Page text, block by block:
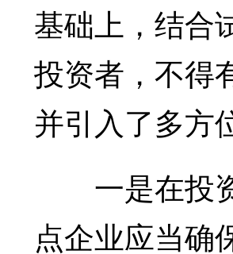
基础上，结合
投资者，不得
并引入了多方
一是在投资
点企业应当确